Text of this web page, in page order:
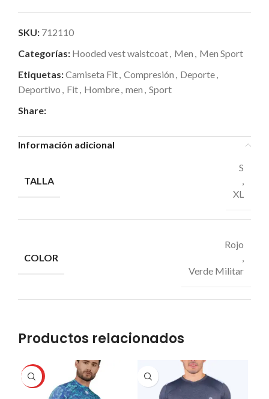
SKU: 712110
Categorías: Hooded vest waistcoat, Men , Men Sport
Etiquetas:Camiseta Fit, Compresión , Deporte,
Deportivo , Fit, Hombre, men , Sport
Share:
Información adicional
TALLA
S
,
XL
COLOR
Rojo
,
Verde Militar
Productos relacionados
HOT